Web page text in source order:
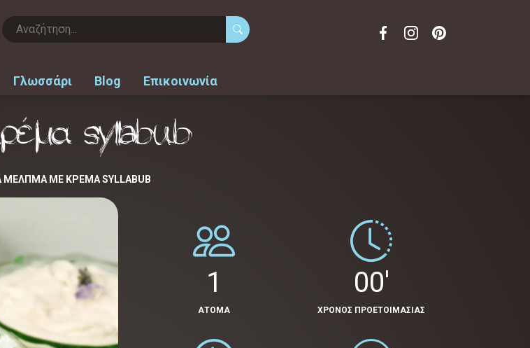
Γλωσσάρι Blog Επικοινωνία
syllabub
ΜΕΛΠΜΑ ΜΕ ΚΡΈΜΑ SYLLABUB
1
ΑΤΟΜΑ
00'
ΧΡΟΝΟΣ ΠΡΟΕΤΟΙΜΑΣΙΑΣ